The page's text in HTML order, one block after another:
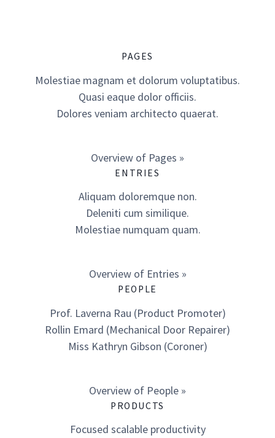
PAGES
Molestiae magnam et dolorum voluptatibus.
Quasi eaque dolor officiis.
Dolores veniam architecto quaerat.
Overview of Pages »
ENTRIES
Aliquam doloremque non.
Deleniti cum similique.
Molestiae numquam quam.
Overview of Entries »
PEOPLE
Prof. Laverna Rau (Product Promoter)
Rollin Emard (Mechanical Door Repairer)
Miss Kathryn Gibson (Coroner)
Overview of People »
PRODUCTS
Focused scalable productivity